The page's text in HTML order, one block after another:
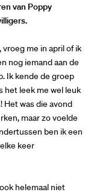
van Poppy
vroeg me in april of ik
nog iemand aan de
Ik kende de groep
het leek me wel leuk
Het was die avond
maar zo voelde
ben ik een
keer
helemaal niet